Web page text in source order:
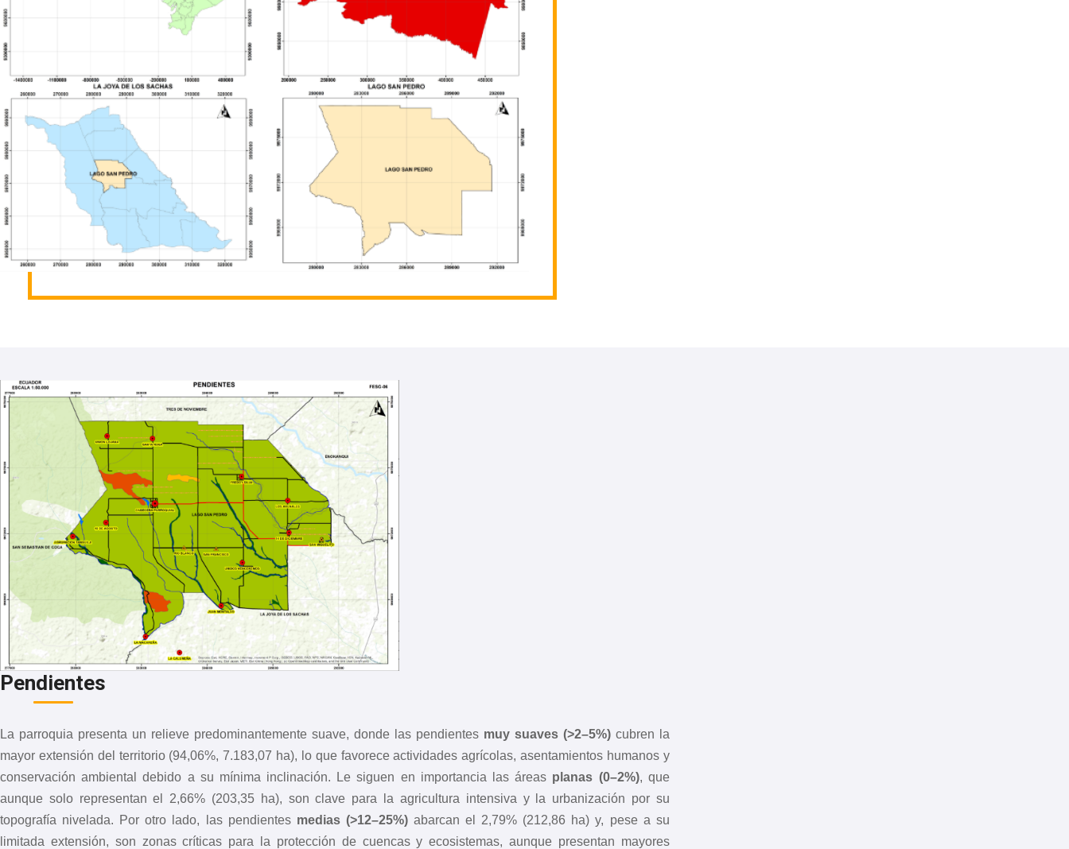
Pendientes
La parroquia presenta un relieve predominantemente suave, donde las pendientes muy suaves (>2–5%)cubren la
mayor extensión del territorio (94,06%, 7.183,07 ha), lo que favorece actividades agrícolas, asentamientos humanos y
conservación ambiental debido a su mínima inclinación. Le siguen en importancia las áreas planas (0–2%), que
aunque solo representan el 2,66% (203,35 ha), son clave para la agricultura intensiva y la urbanización por su
topografía nivelada. Por otro lado, las pendientes medias (>12–25%)abarcan el 2,79% (212,86 ha) y, pese a su
limitada extensión, son zonas críticas para la protección de cuencas y ecosistemas, aunque presentan mayores